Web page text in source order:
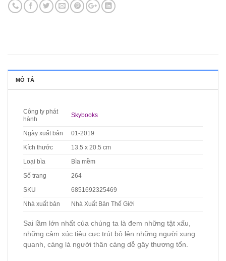
MÔ TẢ
Công ty phát
hành
Skybooks
Ngày xuất bản
01-2019
Kích thước
13.5 x 20.5 cm
Loại bìa
Bìa mềm
Số trang
264
SKU
6851692325469
Nhà xuất bản
Nhà Xuất Bản Thế Giới
Sai lầm lớn nhất của chúng ta là đem những tật xấu,
những cảm xúc tiêu cực trút bỏ lên những người xung
quanh, càng là người thân càng dễ gây thương tổn.